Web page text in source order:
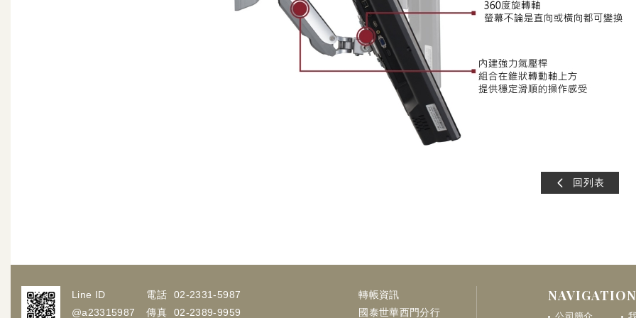
回列表
Line ID
@a23315987
電話
02-2331-5987
傳真
02-2389-9959
轉帳資訊
國泰世華西門分行
NAVIGATION